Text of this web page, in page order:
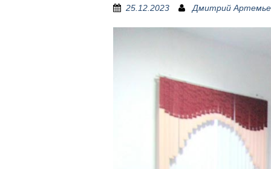
25.12.2023 Дмитрий